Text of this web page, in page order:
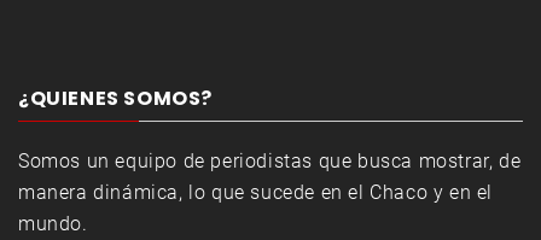
¿QUIENES SOMOS?
Somos un equipo de periodistas que busca mostrar, de
manera dinámica, lo que sucede en el Chaco y en el
mundo.